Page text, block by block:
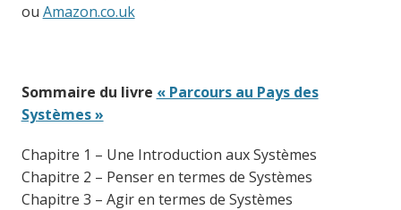
ou Amazon.co.uk
Sommaire du livre « Parcours au Pays des
Systèmes »
Chapitre 1 – Une Introduction aux Systèmes
Chapitre 2 – Penser en termes de Systèmes
Chapitre 3 – Agir en termes de Systèmes